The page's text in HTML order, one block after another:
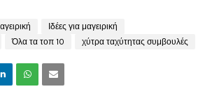
Ιδέες για μαγειρική
Όλα τα τοπ 10 χύτρα ταχύτητας συμβουλές